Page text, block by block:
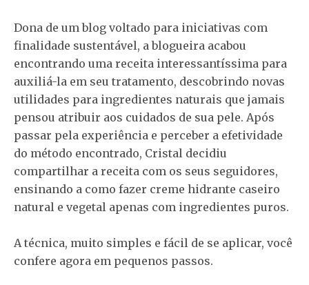
Dona de um blog voltado para iniciativas com
finalidade sustentável, a blogueira acabou
encontrando uma receita interessantíssima para
auxiliá-la em seu tratamento, descobrindo novas
utilidades para ingredientes naturais que jamais
pensou atribuir aos cuidados de sua pele. Após
passar pela experiência e perceber a efetividade
do método encontrado, Cristal decidiu
compartilhar a receita com os seus seguidores,
ensinando a como fazer creme hidrante caseiro
natural e vegetal apenas com ingredientes puros.
A técnica, muito simples e fácil de se aplicar, você
confere agora em pequenos passos.